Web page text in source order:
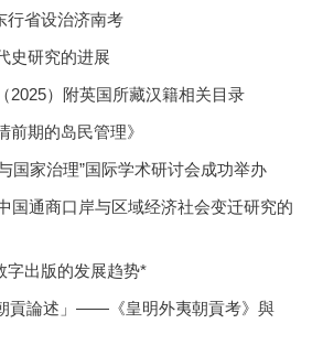
行省设治济南考
史研究的进展
2025）附英国所藏汉籍相关目录
前期的岛民管理》
国家治理”国际学术研讨会成功举办
国通商口岸与区域经济社会变迁研究的
字出版的发展趋势*
貢論述」——《皇明外夷朝貢考》與